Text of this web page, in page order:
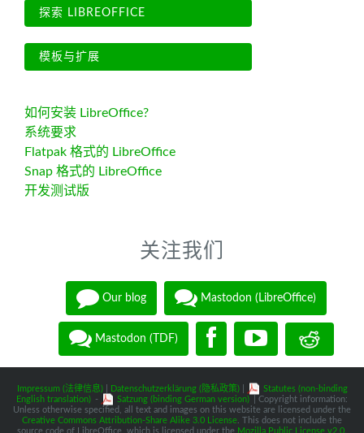
探索 LIBREOFFICE
模板与扩展
如何安装 LibreOffice?
系统要求
Flatpak 格式的 LibreOffice
Snap 格式的 LibreOffice
开发测试版
关注我们
Our blog Mastodon (LibreOffice)
Mastodon (TDF)
Impressum (法律信息)| Datenschutzerklärung (隐私政策)|
Statutes (non-binding
English translation) - Satzung (binding German version)
| Copyright information:
Unless otherwise specified, all text and images on this website are licensed under the
Creative Commons Attribution-Share Alike 3.0 License . This does not include the
source code of LibreOffice, which is licensed under the Mozilla Public License v2.0